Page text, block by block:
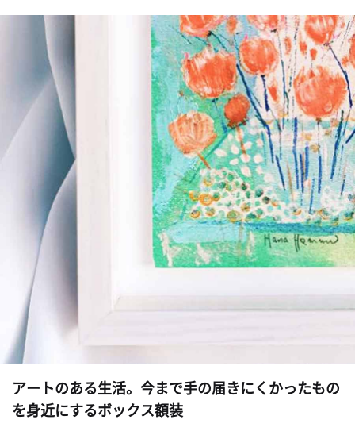
アートのある生活。今まで手の届きにくかったもの
を身近にするボックス額装